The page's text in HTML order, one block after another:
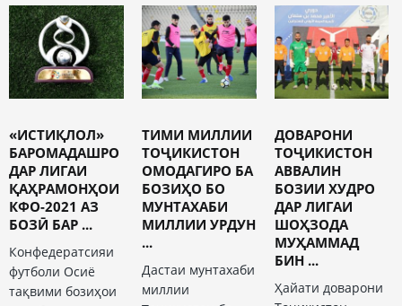
«ИСТИҚЛОЛ»
БАРОМАДАШРО
ДАР ЛИГАИ
ҚАҲРАМОНҲОИ
КФО-2021 АЗ
БОЗӢ БАР ...
Конфедератсияи
футболи Осиё
тақвими бозиҳои
ТИМИ МИЛЛИИ
ТОҶИКИСТОН
ОМОДАГИРО БА
БОЗИҲО БО
МУНТАХАБИ
МИЛЛИИ УРДУН
...
Дастаи мунтахаби
миллии
ДОВАРОНИ
ТОҶИКИСТОН
АВВАЛИН
БОЗИИ ХУДРО
ДАР ЛИГАИ
ШОҲЗОДА
МУҲАММАД
БИН ...
Ҳайати доварони